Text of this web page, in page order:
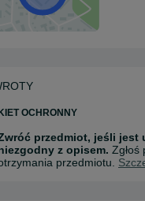
OCHRONNY
przedmiot, jeśli jest
z opisem. Zgłoś
przedmiotu.